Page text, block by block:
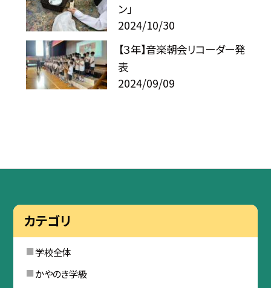
ン」
2024/10/30
【３年】音楽朝会リコーダー発
表
2024/09/09
カテゴリ
学校全体
かやのき学級